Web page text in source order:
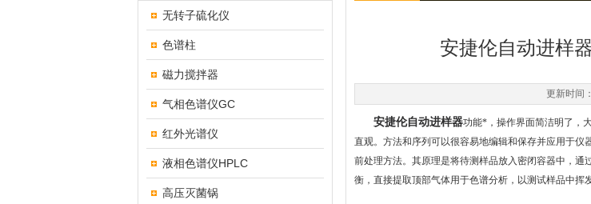
无转子硫化仪
色谱柱
磁力搅拌器
气相色谱仪GC
红外光谱仪
液相色谱仪HPLC
高压灭菌锅
安捷伦自动进样
更新时间
安捷伦自动进样器功能*，操作界面简洁明了，
直观。方法和序列可以很容易地编辑和保存并应用于
前处理方法。其原理是将待测样品放入密闭容器中，
衡，直接提取顶部气体用于色谱分析，以测试样品中挥